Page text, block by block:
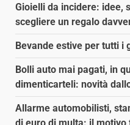
Gioielli da incidere: idee,
scegliere un regalo
Bevande estive per tutti i
Bolli auto mai pagati, in
dimenticarteli: novità
Allarme automobilisti,